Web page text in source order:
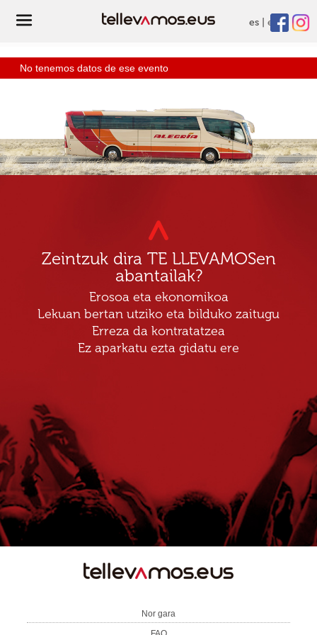
es eu
No tenemos datos de ese evento
Zeintzuk dira TE LLEVAMOSen
abantailak?
Erosoa eta ekonomikoa
Lekuan bertan utziko eta bilduko zaitugu
Erreza da kontratatzea
Ez aparkatu ezta gidatu ere
Nor gara